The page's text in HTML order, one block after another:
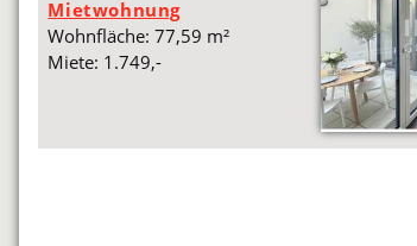
Mietwohnung
Wohnfläche: 77,59 m²
Miete: 1.749,-